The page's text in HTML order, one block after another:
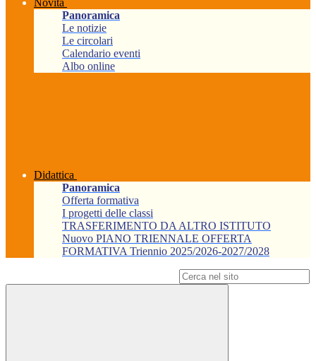
Novità
Panoramica
Le notizie
Le circolari
Calendario eventi
Albo online
Didattica
Panoramica
Offerta formativa
I progetti delle classi
TRASFERIMENTO DA ALTRO ISTITUTO
Nuovo PIANO TRIENNALE OFFERTA
FORMATIVA Triennio 2025/2026-2027/2028